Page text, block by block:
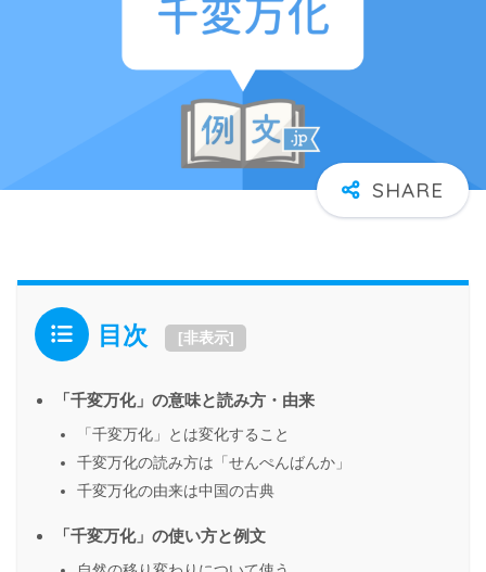
目次 [非表示]
「千変万化」の意味と読み方・由来
「千変万化」とは変化すること
千変万化の読み方は「せんぺんばんか」
千変万化の由来は中国の古典
「千変万化」の使い方と例文